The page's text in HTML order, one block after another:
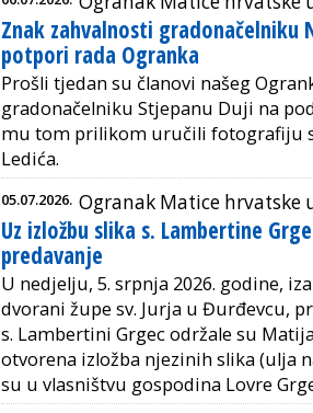
Znak zahvalnosti gradonačelniku
potpori rada Ogranka
Prošli tjedan su članovi našeg
gradonačelniku Stjepanu Duji na
mu tom prilikom uručili fotografiju
Ledića.
05.07.2026. Ogranak Matice hrvatske
Uz izložbu slika s. Lambertine
predavanje
U nedjelju, 5. srpnja 2026. godine,
dvorani župe sv. Jurja u Đurđevcu,
s. Lambertini Grgec održale su
otvorena izložba njezinih slika (ulja
su u vlasništvu gospodina Lovre